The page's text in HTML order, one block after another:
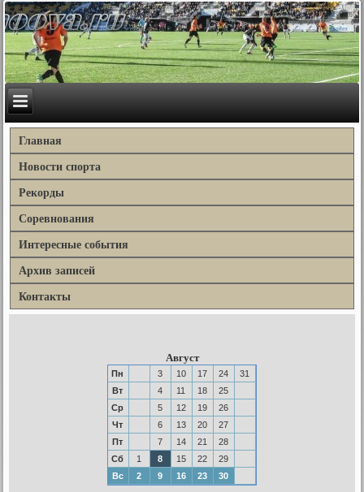
Главная
Новости спорта
Рекорды
Соревнования
Интересные события
Архив записей
Контакты
Август
Пн 3 10 17 24
31
Вт
4 11 18
25
Ср
5 12 19
26
Чт
6 13 20
27
Пт
7 14 21
28
Сб
1 8 15 22
29
Вс
2 9 16 23 30